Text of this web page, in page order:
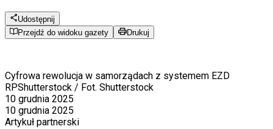
Udostępnij
Przejdź do widoku gazety
Drukuj
Cyfrowa rewolucja w samorządach z systemem EZD
RPShutterstock / Fot. Shutterstock
10 grudnia 2025
10 grudnia 2025
Artykuł partnerski